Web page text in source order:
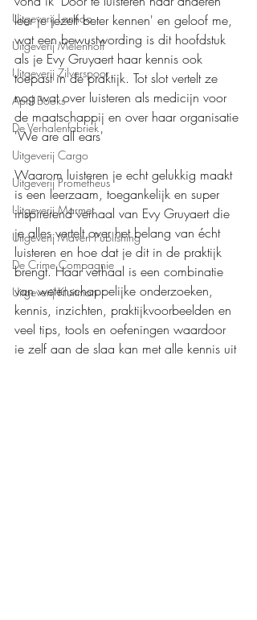
Uitgeverij Lannoo
Uitgeverij Melenhoff
Uitgeverij Zilverspoor
April Books
De Verhalenfabriek
Uitgeverij Cargo
Uitgeverij Prometheus
Uitgeverij Marmer
Uitgeverij Maven Publishing
De Crime Compagnie
Uitgeverij Kluitman
leer je jezelf beter kennen' en geloof me,
wat een bewustwording is dit hoofdstuk
als je Evy Gruyaert haar kennis ook
toepast in de praktijk. Tot slot vertelt ze
nog wat over luisteren als medicijn voor
de maatschappij en over haar organisatie
'We are all ears'
Waarom luisteren je echt gelukkig maakt
is een leerzaam, toegankelijk en super
inspirerend verhaal van Evy Gruyaert die
je alles vertelt over het belang van écht
luisteren en hoe dat je dit in de praktijk
brengt. Haar verhaal is een combinatie
van wetenschappelijke onderzoeken,
kennis, inzichten, praktijkvoorbeelden en
veel tips, tools en oefeningen waardoor
je zelf aan de slag kan met alle kennis uit